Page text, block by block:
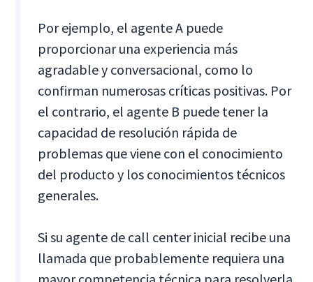
Por ejemplo, el agente A puede
proporcionar una experiencia más
agradable y conversacional, como lo
confirman numerosas críticas positivas. Por
el contrario, el agente B puede tener la
capacidad de resolución rápida de
problemas que viene con el conocimiento
del producto y los conocimientos técnicos
generales.
Si su agente de call center inicial recibe una
llamada que probablemente requiera una